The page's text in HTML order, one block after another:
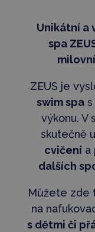
Unikátní a
spa
ZEUS je
swim spas
výkonu. V
skutečně
cvičení a
dalších
Můžete zde
na
s dětmi či